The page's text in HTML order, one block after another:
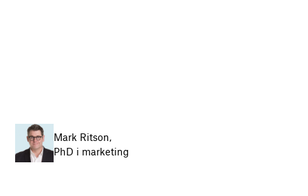
Mark Ritson,
PhD i marketing